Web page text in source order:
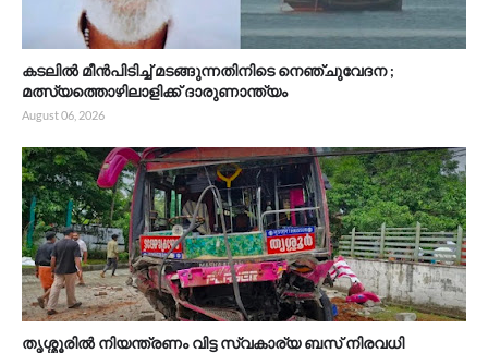
കടലിൽ മീൻപിടിച്ച് മടങ്ങുന്നതിനിടെ നെഞ്ചുവേദന ;
മത്സ്യത്തൊഴിലാളിക്ക് ദാരുണാന്ത്യം
August 06, 2026
തൃശ്ശൂരിൽ നിയന്ത്രണം വിട്ട സ്വകാര്യ ബസ് നിരവധി